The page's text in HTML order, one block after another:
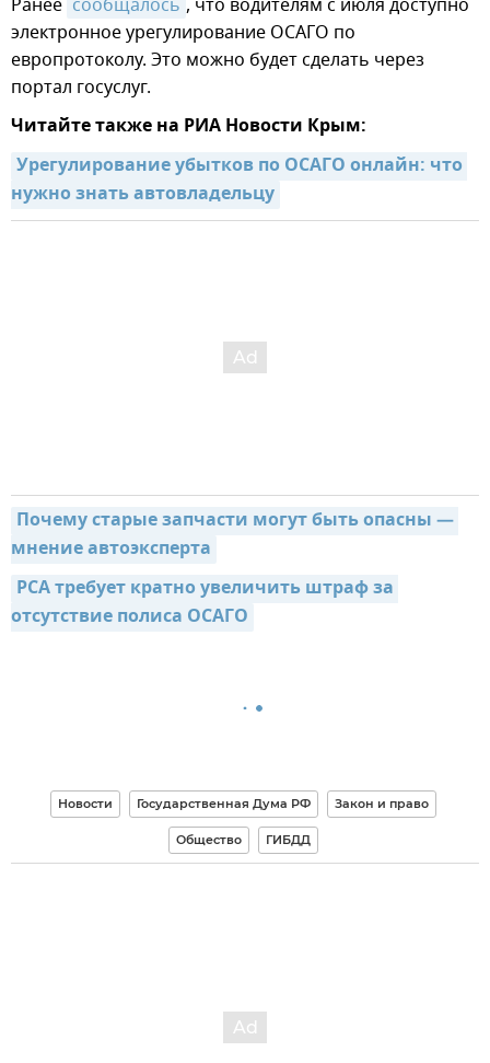
Ранее сообщалось , что водителям с июля доступно
электронное урегулирование ОСАГО по
европротоколу. Это можно будет сделать через
портал госуслуг.
Читайте также на РИА Новости Крым:
Урегулирование убытков по ОСАГО онлайн: что
нужно знать автовладельцу
Почему старые запчасти могут быть опасны —
мнение автоэксперта
РСА требует кратно увеличить штраф за
отсутствие полиса ОСАГО
Новости Государственная Дума РФ Закон и право
Общество ГИБДД